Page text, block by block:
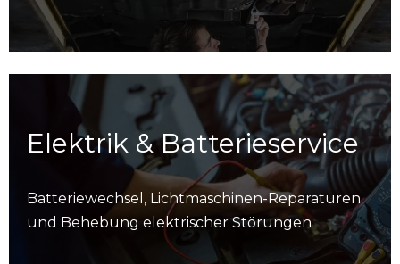
Elektrik & Batterieservice
Batteriewechsel, Lichtmaschinen-Reparaturen
und Behebung elektrischer Störungen